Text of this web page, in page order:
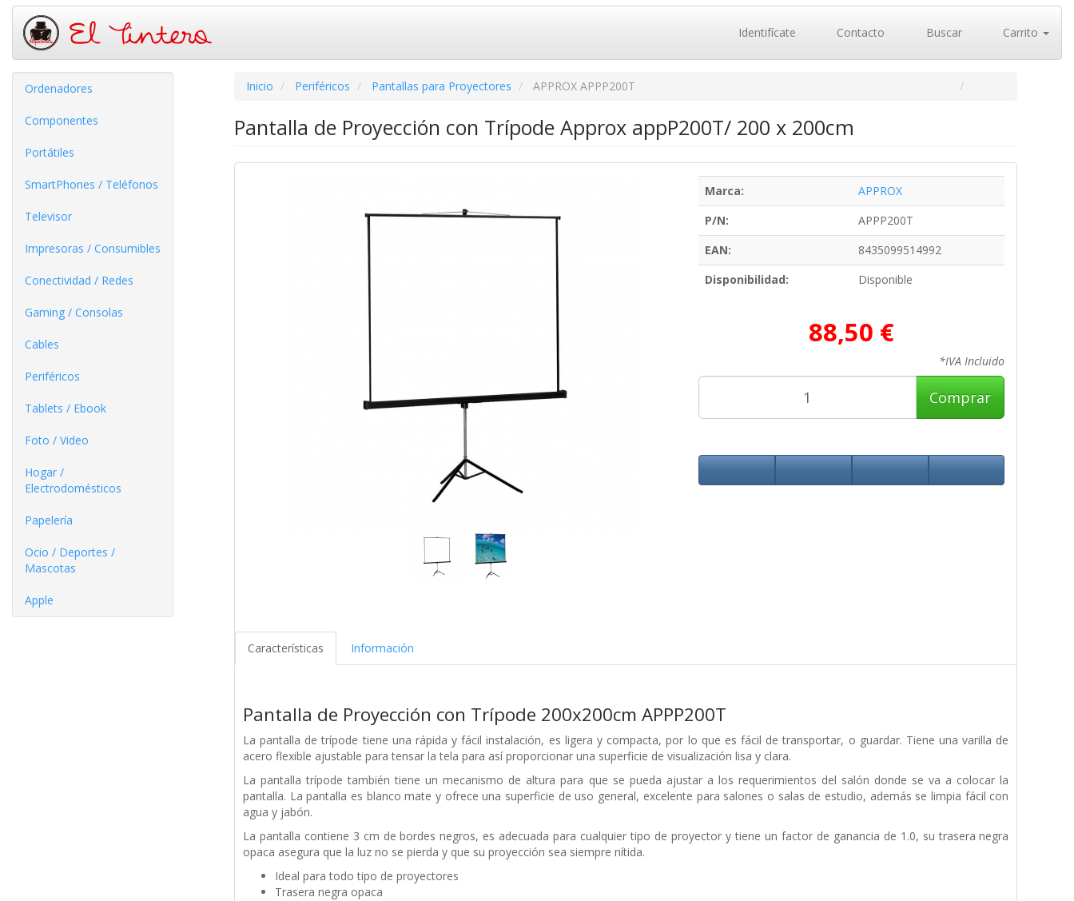
Identifícate Contacto Buscar Carrito
Ordenadores
Componentes
Portátiles
SmartPhones / Teléfonos
Televisor
Impresoras / Consumibles
Conectividad / Redes
Gaming / Consolas
Cables
Periféricos
Tablets / Ebook
Foto / Video
Hogar /
Electrodomésticos
Papelería
Ocio / Deportes /
Mascotas
Apple
Inicio Periféricos Pantallas para Proyectores APPROX APPP200T
Pantalla de Proyección con Trípode Approx appP200T/ 200 x 200cm
Marca:
APPROX
P/N:
APPP200T
EAN:
8435099514992
Disponibilidad:
Disponible
88,50 €
*IVA Incluido
Comprar
Características Información
Pantalla de Proyección con Trípode 200x200cm APPP200T
La pantalla de trípode tiene una rápida y fácil instalación, es ligera y compacta, por lo que es fácil de transportar, o guardar. Tiene una varilla de
acero flexible ajustable para tensar la tela para así proporcionar una superficie de visualización lisa y clara.
La pantalla trípode también tiene un mecanismo de altura para que se pueda ajustar a los requerimientos del salón donde se va a colocar la
pantalla. La pantalla es blanco mate y ofrece una superficie de uso general, excelente para salones o salas de estudio, además se limpia fácil con
agua y jabón.
La pantalla contiene 3 cm de bordes negros, es adecuada para cualquier tipo de proyector y tiene un factor de ganancia de 1.0, su trasera negra
opaca asegura que la luz no se pierda y que su proyección sea siempre nítida.
Ideal para todo tipo de proyectores
Trasera negra opaca